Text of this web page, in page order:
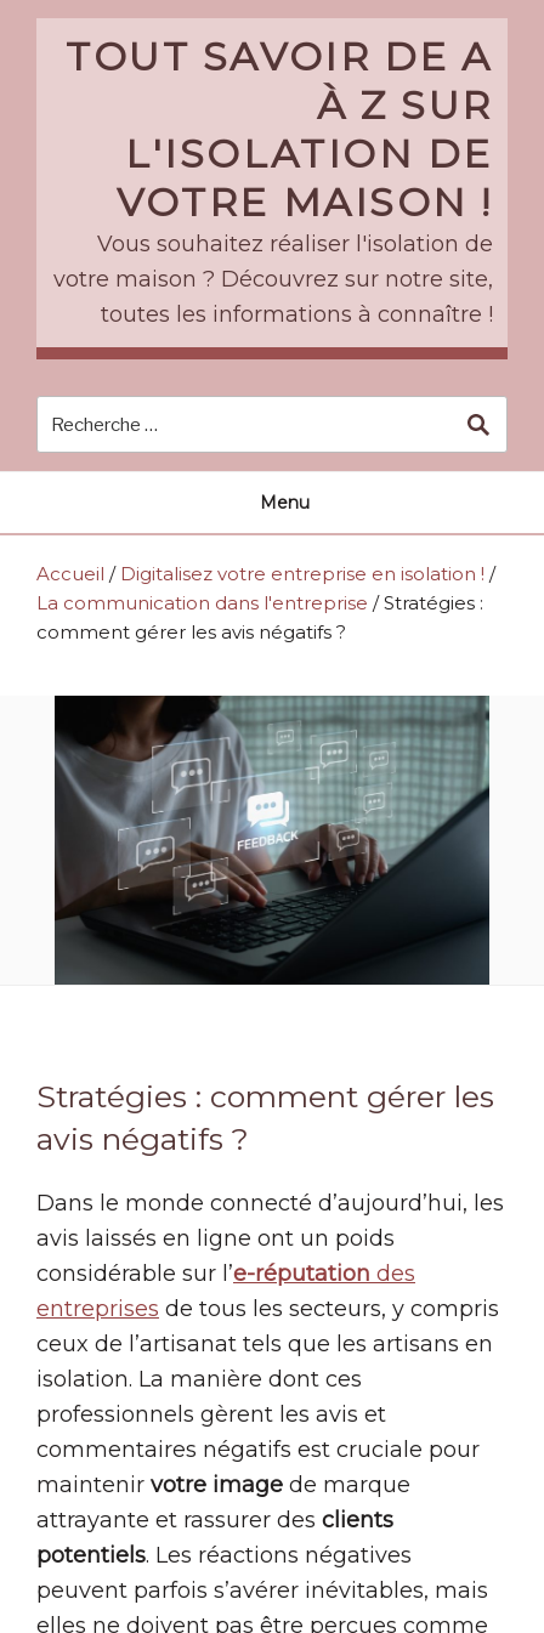
Skip
TOUT SAVOIR DE A
À Z SUR
L'ISOLATION DE
VOTRE MAISON !
Vous souhaitez réaliser l'isolation de
votre maison ? Découvrez sur notre site,
toutes les informations à connaître !
Menu
Accueil / Digitalisez votre entreprise en isolation ! /
La communication dans l'entreprise /Stratégies :
comment gérer les avis négatifs ?
Stratégies : comment gérer les
avis négatifs ?
Dans le monde connecté d’aujourd’hui, les
avis laissés en ligne ont un poids
considérable sur l’e-réputation des
entreprises de tous les secteurs, y compris
ceux de l’artisanat tels que les artisans en
isolation. La manière dont ces
professionnels gèrent les avis et
commentaires négatifs est cruciale pour
maintenir votre image de marque
attrayante et rassurer des clients
potentiels. Les réactions négatives
peuvent parfois s’avérer inévitables, mais
elles ne doivent pas être perçues comme